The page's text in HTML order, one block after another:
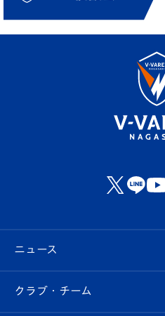
ニュース
すべて
クラブ・チーム